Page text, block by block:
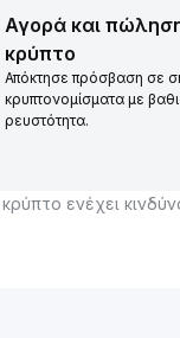
Αγορά και
κρύπτο
Απόκτησε πρόσβαση σε
κρυπτονομίσματα με
ρευστότητα.
ενέχει